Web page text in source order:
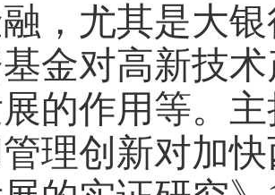
， 尤其是大
金对高新技
的作用等。
理创新对加